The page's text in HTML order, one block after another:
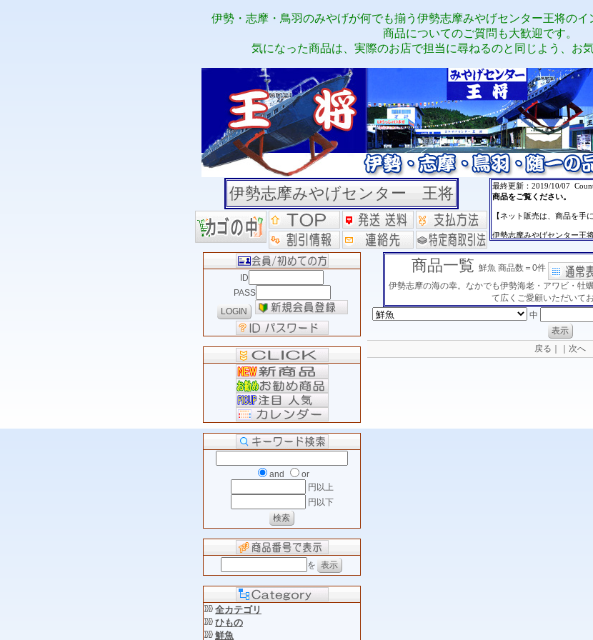
伊勢・志摩・鳥羽のみやげが何でも揃う伊勢志摩みやげセンター王将のイ
商品についてのご質問も大歓迎です。
気になった商品は、実際のお店で担当に尋ねるのと同じよう、お
伊勢志摩みやげセンター 王将
ID
PASS
and
or
円以上
円以下
を
全カテゴリ
ひもの
鮮魚
商品一覧 鮮魚 商品数＝0件
伊勢志摩の海の幸。なかでも伊勢海老・アワビ・牡
て広くご愛顧いただいてお
中
戻る｜｜次へ